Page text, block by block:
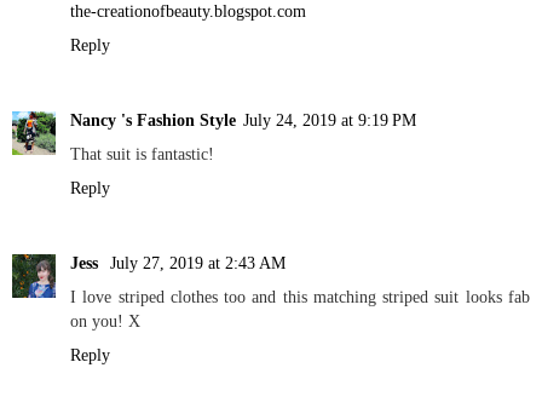
the-creationofbeauty.blogspot.com
Reply
Nancy 's Fashion Style July 24, 2019 at 9:19 PM
That suit is fantastic!
Reply
Jess
July 27, 2019 at 2:43 AM
I love striped clothes too and this matching striped suit looks fab
on you! X
Reply